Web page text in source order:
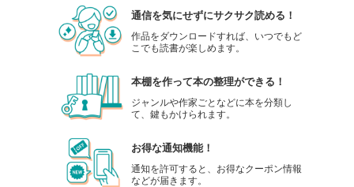
通信を気にせずにサクサク読める！
作品をダウンロードすれば、いつでもど
こでも読書が楽しめます。
本棚を作って本の整理ができる！
ジャンルや作家ごとなどに本を分類し
て、鍵もかけられます。
お得な通知機能！
通知を許可すると、お得なクーポン情報
などが届きます。